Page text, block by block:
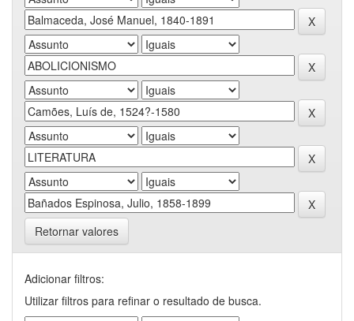
Retornar valores
Adicionar filtros:
Utilizar filtros para refinar o resultado de busca.